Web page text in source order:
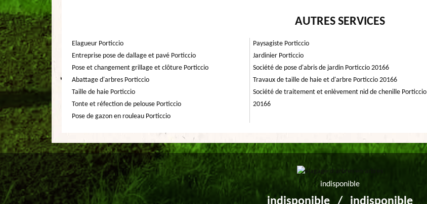
AUTRES SERVICES
Elagueur Porticcio
Entreprise pose de dallage et pavé Porticcio
Pose et changement grillage et clôture Porticcio
Abattage d'arbres Porticcio
Taille de haie Porticcio
Tonte et réfection de pelouse Porticcio
Pose de gazon en rouleau Porticcio
Paysagiste Porticcio
Jardinier Porticcio
Société de pose d'abris de jardin Porticcio 20166
Travaux de taille de haie et d'arbre Porticcio 20166
Société de traitement et enlèvement nid de chenille Porticcio
20166
indisponible
indisponible / indisponible